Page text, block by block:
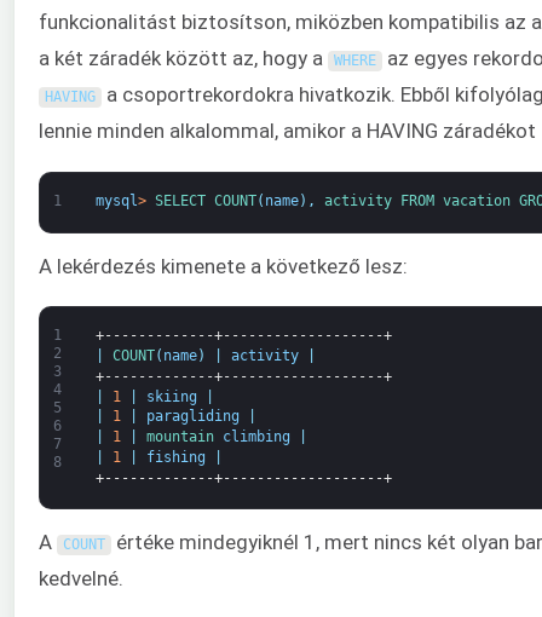
funkcionalitást biztosítson, miközben kompatibilis az
a két záradék között az, hogy a
WHERE az egyes
HAVING a csoportrekordokra hivatkozik. Ebből kifolyólag
lennie minden alkalommal, amikor a HAVING záradékot
1 mysql> SELECT COUNT( name) , activity FROM vacation
A lekérdezés kimenete a következő lesz:
1
2
3
4
5
6
7
8
+-------------+-------------------+
COUNT( name) activity
+-------------+-------------------+
1 skiing
1 paragliding
1 mountain climbing
1 fishing
+-------------+-------------------+
A COUNT értéke mindegyiknél 1, mert nincs két olyan
kedvelné.